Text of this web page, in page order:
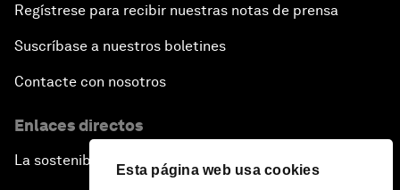
Esta página web usa cookies
Regístrese para recibir nuestras notas de prensa
Suscríbase a nuestros boletines
Contacte con nosotros
Enlaces directos
La sostenibilidad en el Foro